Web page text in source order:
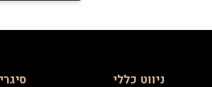
ניווט כללי